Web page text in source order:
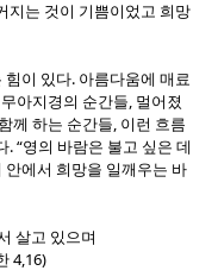
지는 것이 기쁨이었고 희망
힘이 있다. 아름다움에 매료
무아지경의 순간들, 멀어졌
께 하는 순간들, 이런 흐름
. “영의 바람은 불고 싶은 데
안에서 희망을 일깨우는 바
살고 있으며
4,16)